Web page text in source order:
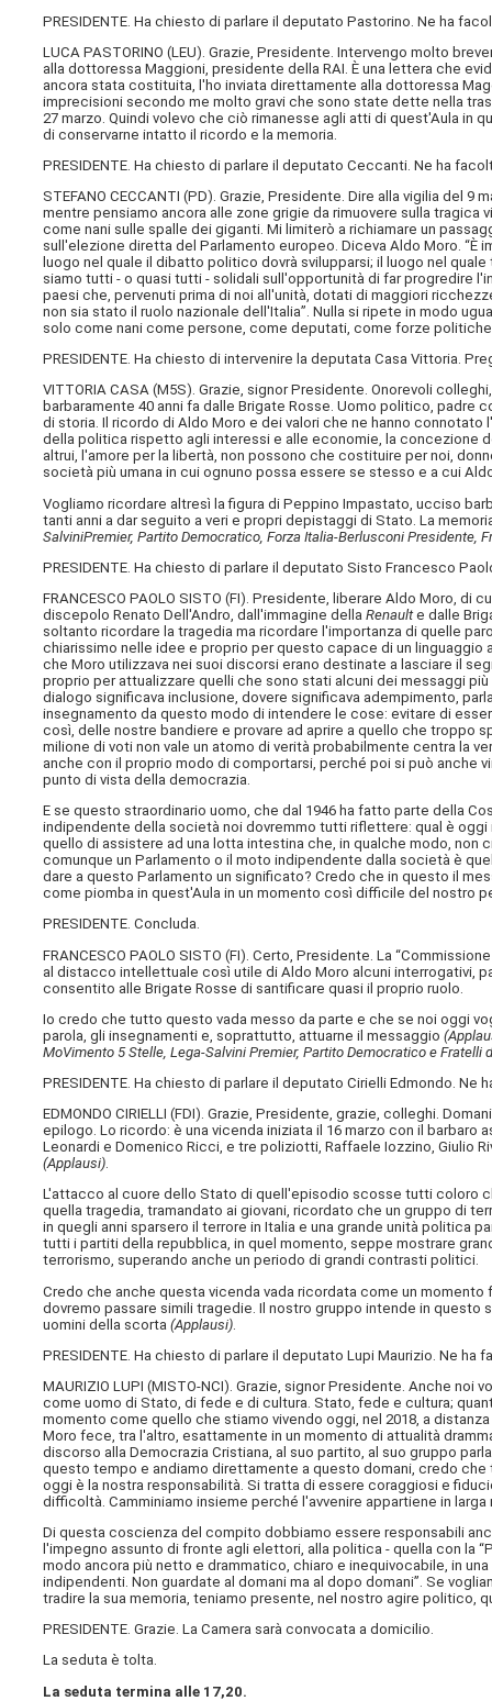
PRESIDENTE. Ha chiesto di parlare il deputato Pastorino. Ne ha
LUCA PASTORINO (LEU). Grazie, Presidente. Intervengo molto
alla dottoressa Maggioni, presidente della RAI. È una lettera che
ancora stata costituita, l'ho inviata direttamente alla dottoressa
imprecisioni secondo me molto gravi che sono state dette nella
27 marzo. Quindi volevo che ciò rimanesse agli atti di quest'Aula in
di conservarne intatto il ricordo e la memoria.
PRESIDENTE. Ha chiesto di parlare il deputato Ceccanti. Ne ha
STEFANO CECCANTI (PD). Grazie, Presidente. Dire alla vigilia del 9
mentre pensiamo ancora alle zone grigie da rimuovere sulla
come nani sulle spalle dei giganti. Mi limiterò a richiamare un
sull'elezione diretta del Parlamento europeo. Diceva Aldo Moro.
luogo nel quale il dibatto politico dovrà svilupparsi; il luogo nel
siamo tutti - o quasi tutti - solidali sull'opportunità di far progredire
paesi che, pervenuti prima di noi all'unità, dotati di maggiori
non sia stato il ruolo nazionale dell'Italia”. Nulla si ripete in modo
solo come nani come persone, come deputati, come forze
PRESIDENTE. Ha chiesto di intervenire la deputata Casa Vittoria.
VITTORIA CASA (M5S). Grazie, signor Presidente. Onorevoli
barbaramente 40 anni fa dalle Brigate Rosse. Uomo politico,
di storia. Il ricordo di Aldo Moro e dei valori che ne hanno
della politica rispetto agli interessi e alle economie, la concezione
altrui, l'amore per la libertà, non possono che costituire per noi,
società più umana in cui ognuno possa essere se stesso e a cui
Vogliamo ricordare altresì la figura di Peppino Impastato, ucciso
tanti anni a dar seguito a veri e propri depistaggi di Stato. La
SalviniPremier, Partito Democratico, Forza Italia-Berlusconi Presidente,
PRESIDENTE. Ha chiesto di parlare il deputato Sisto Francesco
FRANCESCO PAOLO SISTO (FI). Presidente, liberare Aldo Moro, di
discepolo Renato Dell'Andro, dall'immagine dellaRenaulte dalle
soltanto ricordare la tragedia ma ricordare l'importanza di quelle
chiarissimo nelle idee e proprio per questo capace di un
che Moro utilizzava nei suoi discorsi erano destinate a lasciare il
proprio per attualizzare quelli che sono stati alcuni dei messaggi
dialogo significava inclusione, dovere significava adempimento,
insegnamento da questo modo di intendere le cose: evitare di
così, delle nostre bandiere e provare ad aprire a quello che troppo
milione di voti non vale un atomo di verità probabilmente centra la
anche con il proprio modo di comportarsi, perché poi si può
punto di vista della democrazia.
E se questo straordinario uomo, che dal 1946 ha fatto parte della
indipendente della società noi dovremmo tutti riflettere: qual è
quello di assistere ad una lotta intestina che, in qualche modo, non
comunque un Parlamento o il moto indipendente dalla società è
dare a questo Parlamento un significato? Credo che in questo il
come piomba in quest'Aula in un momento così difficile del nostro
PRESIDENTE. Concluda.
FRANCESCO PAOLO SISTO (FI). Certo, Presidente. La
al distacco intellettuale così utile di Aldo Moro alcuni interrogativi,
consentito alle Brigate Rosse di santificare quasi il proprio ruolo.
Io credo che tutto questo vada messo da parte e che se noi oggi
parola, gli insegnamenti e, soprattutto, attuarne il messaggio
MoVimento 5 Stelle, Lega-Salvini Premier, Partito Democratico e Fratelli
PRESIDENTE. Ha chiesto di parlare il deputato Cirielli Edmondo. Ne
EDMONDO CIRIELLI (FDI). Grazie, Presidente, grazie, colleghi.
epilogo. Lo ricordo: è una vicenda iniziata il 16 marzo con il
Leonardi e Domenico Ricci, e tre poliziotti, Raffaele Iozzino, Giulio
(Applausi).
L'attacco al cuore dello Stato di quell'episodio scosse tutti coloro
quella tragedia, tramandato ai giovani, ricordato che un gruppo di
in quegli anni sparsero il terrore in Italia e una grande unità politica
tutti i partiti della repubblica, in quel momento, seppe mostrare
terrorismo, superando anche un periodo di grandi contrasti politici.
Credo che anche questa vicenda vada ricordata come un
dovremo passare simili tragedie. Il nostro gruppo intende in
uomini della scorta(Applausi)
PRESIDENTE. Ha chiesto di parlare il deputato Lupi Maurizio. Ne ha
MAURIZIO LUPI (MISTO-NCI). Grazie, signor Presidente. Anche noi
come uomo di Stato, di fede e di cultura. Stato, fede e cultura;
momento come quello che stiamo vivendo oggi, nel 2018, a
Moro fece, tra l'altro, esattamente in un momento di attualità
discorso alla Democrazia Cristiana, al suo partito, al suo gruppo
questo tempo e andiamo direttamente a questo domani, credo
oggi è la nostra responsabilità. Si tratta di essere coraggiosi e
difficoltà. Camminiamo insieme perché l'avvenire appartiene in larga
Di questa coscienza del compito dobbiamo essere responsabili
l'impegno assunto di fronte agli elettori, alla politica - quella con la
modo ancora più netto e drammatico, chiaro e inequivocabile, in
indipendenti. Non guardate al domani ma al dopo domani”. Se
tradire la sua memoria, teniamo presente, nel nostro agire politico,
PRESIDENTE. Grazie. La Camera sarà convocata a domicilio.
La seduta è tolta.
La seduta termina alle 17,20.